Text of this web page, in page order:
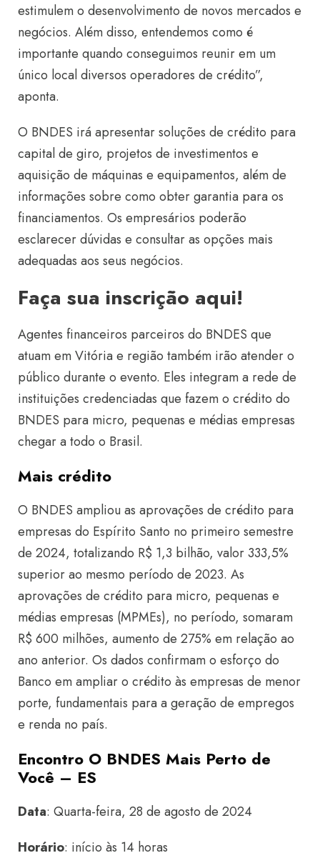
estimulem o desenvolvimento de novos mercados e
negócios. Além disso, entendemos como é
importante quando conseguimos reunir em um
único local diversos operadores de crédito”,
aponta.
O BNDES irá apresentar soluções de crédito para
capital de giro, projetos de investimentos e
aquisição de máquinas e equipamentos, além de
informações sobre como obter garantia para os
financiamentos. Os empresários poderão
esclarecer dúvidas e consultar as opções mais
adequadas aos seus negócios.
Faça sua inscrição aqui!
Agentes financeiros parceiros do BNDES que
atuam em Vitória e região também irão atender o
público durante o evento. Eles integram a rede de
instituições credenciadas que fazem o crédito do
BNDES para micro, pequenas e médias empresas
chegar a todo o Brasil.
Mais crédito
O BNDES ampliou as aprovações de crédito para
empresas do Espírito Santo no primeiro semestre
de 2024, totalizando R$ 1,3 bilhão, valor 333,5%
superior ao mesmo período de 2023. As
aprovações de crédito para micro, pequenas e
médias empresas (MPMEs), no período, somaram
R$ 600 milhões, aumento de 275% em relação ao
ano anterior. Os dados confirmam o esforço do
Banco em ampliar o crédito às empresas de menor
porte, fundamentais para a geração de empregos
e renda no país.
Encontro O BNDES Mais Perto de
Você – ES
Data: Quarta-feira, 28 de agosto de 2024
Horário: início às 14 horas